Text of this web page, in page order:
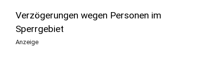
Verzögerungen wegen Personen im
Sperrgebiet
Anzeige